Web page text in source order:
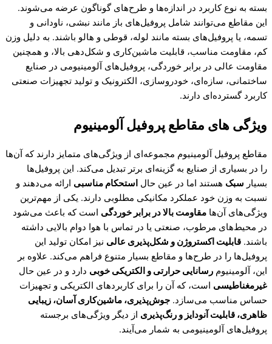
بسته به نوع کاربرد در اندازه‌ها و طرح‌های گوناگون عرضه می‌شوند.
این مقاطع می‌توانند شامل پروفیل‌های باز مانند نبشی، ناودانی و
تسمه، یا پروفیل‌های بسته مانند لوله، قوطی و هالو باشند. به دلیل وزن
کم، مقاومت مناسب، قابلیت ماشین‌کاری و شکل‌دهی بالا، و همچنین
مقاومت عالی در برابر خوردگی، پروفیل‌های آلومینیومی در صنایع
ساختمانی، سازه‌ای، خودروسازی، الکترونیک و تولید تجهیزات صنعتی
کاربرد گسترده‌ای دارند.
ویژگی های مقاطع پروفیل آلومینیوم
مقاطع پروفیل آلومینیوم مجموعه‌ای از ویژگی‌های متمایز دارند که آن‌ها
را در بسیاری از صنایع به گزینه‌ای برتر تبدیل می‌کند. این پروفیل‌ها
بسیار سبک هستند اما در عین حال استحکام مناسبی ارائه می‌دهند و
نسبت به وزن خود عملکرد مکانیکی مطلوبی دارند. یکی از مهم‌ترین
ویژگی‌های آن‌ها مقاومت بالا در برابر خوردگی است که باعث می‌شود
در محیط‌های مرطوب، صنعتی یا در تماس با هوا دوام بالایی داشته
باشند. قابلیت اکستروژن و شکل‌پذیری عالی نیز امکان تولید این
پروفیل‌ها را در طرح‌ها و مقاطع بسیار متنوع فراهم می‌کند. علاوه بر
این، آلومینیوم رسانایی حرارتی و الکتریکی خوبی دارد و در عین حال
غیرمغناطیسی است، که آن را برای کاربردهای الکتریکی و تجهیزات
حساس مناسب می‌سازد. جوش‌پذیری، ماشین‌کاری آسان، زیبایی
ظاهری، قابلیت آنودایز و رنگ‌پذیری از دیگر ویژگی‌های برجسته
پروفیل‌های آلومینیومی به شمار می‌آیند.